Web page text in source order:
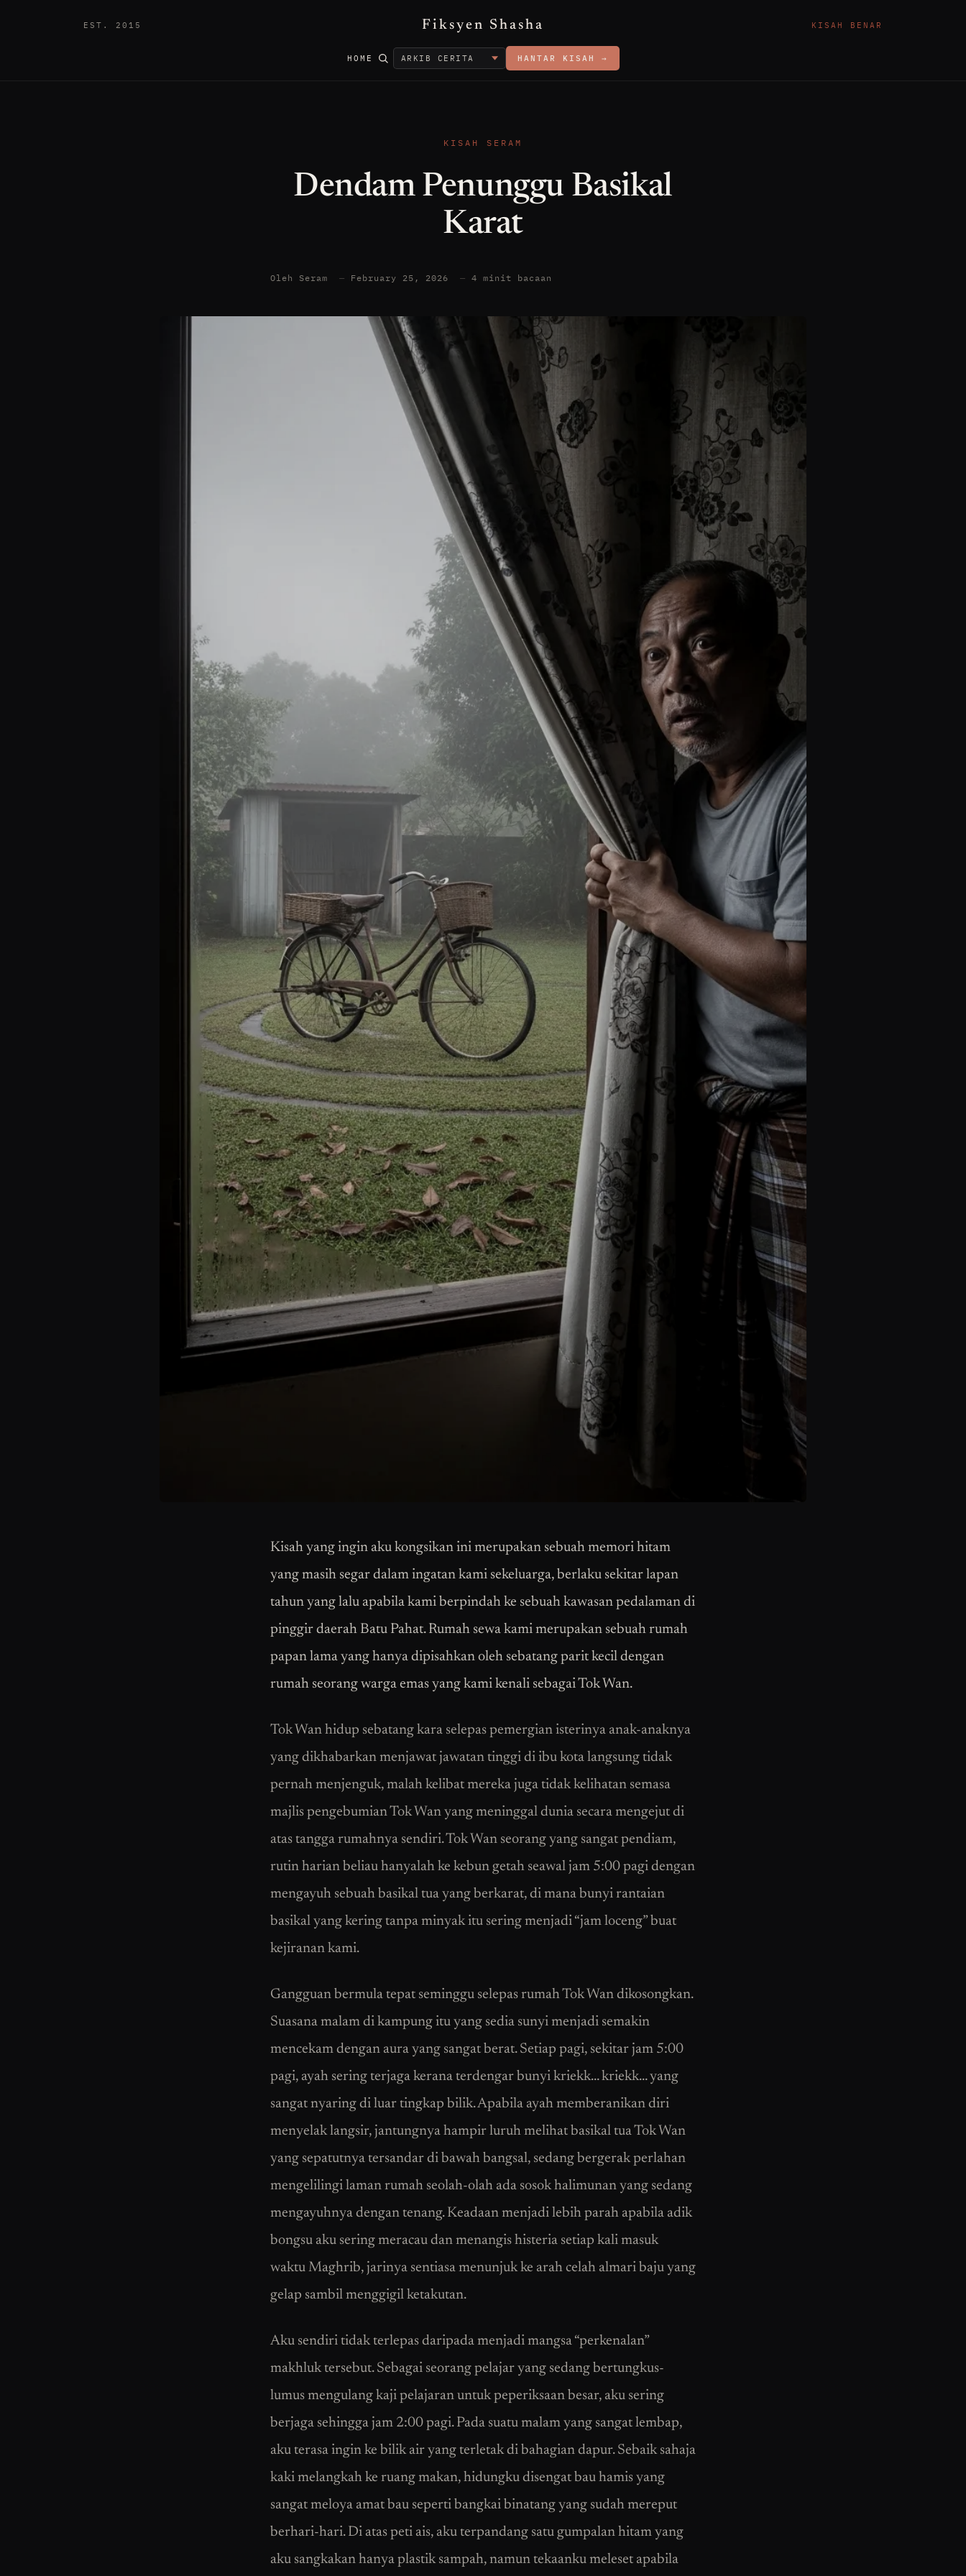
EST. 2015 Fiksyen Shasha KISAH BENAR
HOME HANTAR KISAH →
KISAH SERAM
Dendam Penunggu Basikal
Karat
Oleh Seram — February 25, 2026 — 4 minit bacaan
Kisah yang ingin aku kongsikan ini merupakan sebuah memori hitam
yang masih segar dalam ingatan kami sekeluarga, berlaku sekitar lapan
tahun yang lalu apabila kami berpindah ke sebuah kawasan pedalaman di
pinggir daerah Batu Pahat. Rumah sewa kami merupakan sebuah rumah
papan lama yang hanya dipisahkan oleh sebatang parit kecil dengan
rumah seorang warga emas yang kami kenali sebagai Tok Wan.
Tok Wan hidup sebatang kara selepas pemergian isterinya anak-anaknya
yang dikhabarkan menjawat jawatan tinggi di ibu kota langsung tidak
pernah menjenguk, malah kelibat mereka juga tidak kelihatan semasa
majlis pengebumian Tok Wan yang meninggal dunia secara mengejut di
atas tangga rumahnya sendiri. Tok Wan seorang yang sangat pendiam,
rutin harian beliau hanyalah ke kebun getah seawal jam 5:00 pagi dengan
mengayuh sebuah basikal tua yang berkarat, di mana bunyi rantaian
basikal yang kering tanpa minyak itu sering menjadi “jam loceng” buat
kejiranan kami.
Gangguan bermula tepat seminggu selepas rumah Tok Wan dikosongkan.
Suasana malam di kampung itu yang sedia sunyi menjadi semakin
mencekam dengan aura yang sangat berat. Setiap pagi, sekitar jam 5:00
pagi, ayah sering terjaga kerana terdengar bunyi kriekk… kriekk… yang
sangat nyaring di luar tingkap bilik. Apabila ayah memberanikan diri
menyelak langsir, jantungnya hampir luruh melihat basikal tua Tok Wan
yang sepatutnya tersandar di bawah bangsal, sedang bergerak perlahan
mengelilingi laman rumah seolah-olah ada sosok halimunan yang sedang
mengayuhnya dengan tenang. Keadaan menjadi lebih parah apabila adik
bongsu aku sering meracau dan menangis histeria setiap kali masuk
waktu Maghrib, jarinya sentiasa menunjuk ke arah celah almari baju yang
gelap sambil menggigil ketakutan.
Aku sendiri tidak terlepas daripada menjadi mangsa “perkenalan”
makhluk tersebut. Sebagai seorang pelajar yang sedang bertungkus-
lumus mengulang kaji pelajaran untuk peperiksaan besar, aku sering
berjaga sehingga jam 2:00 pagi. Pada suatu malam yang sangat lembap,
aku terasa ingin ke bilik air yang terletak di bahagian dapur. Sebaik sahaja
kaki melangkah ke ruang makan, hidungku disengat bau hamis yang
sangat meloya amat bau seperti bangkai binatang yang sudah mereput
berhari-hari. Di atas peti ais, aku terpandang satu gumpalan hitam yang
aku sangkakan hanya plastik sampah, namun tekaanku meleset apabila